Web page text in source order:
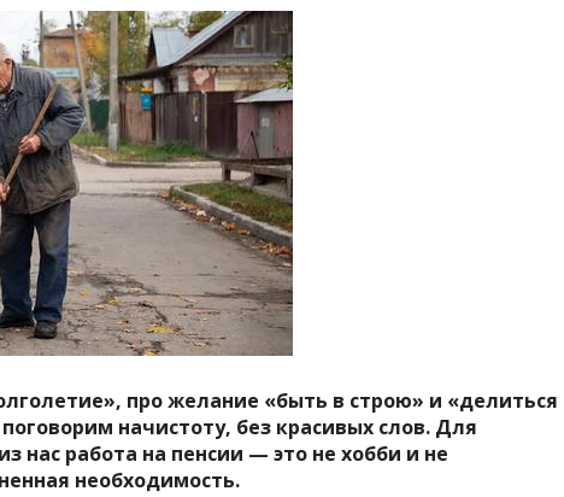
про желание «быть в строю» и «делиться
начистоту, без красивых слов. Для
нас работа на пенсии — это не хобби и не
необходимость.